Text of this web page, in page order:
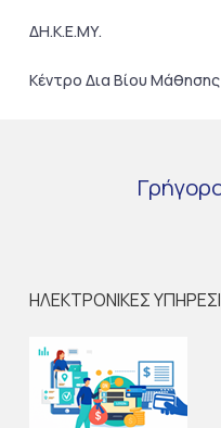
ΔΗ.Κ.Ε.ΜΥ.
Κέντρο Δια Βίου Μάθησης
ΗΛΕΚΤΡΟΝΙΚΕΣ